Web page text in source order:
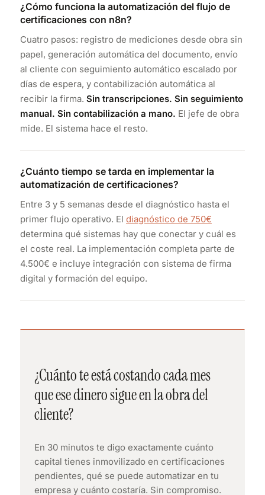
¿Cómo funciona la automatización del flujo de
certificaciones con n8n?
Cuatro pasos: registro de mediciones desde obra sin
papel, generación automática del documento, envío
al cliente con seguimiento automático escalado por
días de espera, y contabilización automática al
recibir la firma. Sin transcripciones. Sin seguimiento
manual. Sin contabilización a mano. El jefe de obra
mide. El sistema hace el resto.
¿Cuánto tiempo se tarda en implementar la
automatización de certificaciones?
Entre 3 y 5 semanas desde el diagnóstico hasta el
primer flujo operativo. El diagnóstico de 750€
determina qué sistemas hay que conectar y cuál es
el coste real. La implementación completa parte de
4.500€ e incluye integración con sistema de firma
digital y formación del equipo.
¿Cuánto te está costando cada mes
que ese dinero sigue en la obra del
cliente?
En 30 minutos te digo exactamente cuánto
capital tienes inmovilizado en certificaciones
pendientes, qué se puede automatizar en tu
empresa y cuánto costaría. Sin compromiso.